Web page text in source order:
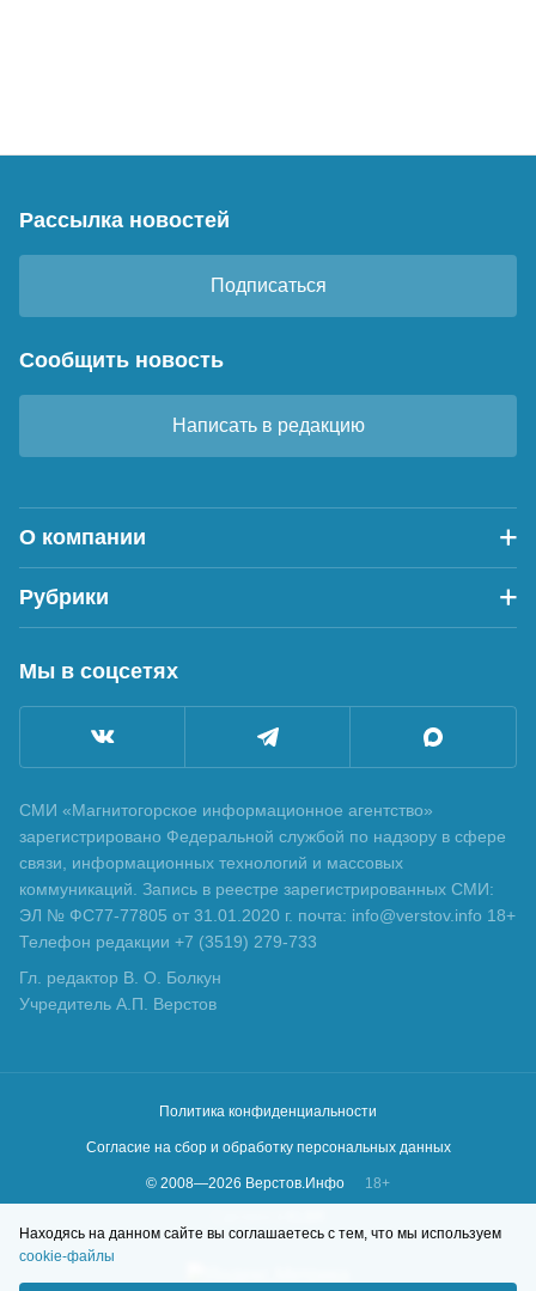
Рассылка новостей
Подписаться
Сообщить новость
Написать в редакцию
О компании
Рубрики
Мы в соцсетях
СМИ «Магнитогорское информационное агентство»
зарегистрировано Федеральной службой по надзору в сфере
связи, информационных технологий и массовых
коммуникаций. Запись в реестре зарегистрированных СМИ:
ЭЛ № ФС77-77805 от 31.01.2020 г. почта: info@verstov.info 18+
Телефон редакции +7 (3519) 279-733
Гл. редактор В. О. Болкун
Учредитель А.П. Верстов
Политика конфиденциальности
Согласие на сбор и обработку персональных данных
© 2008—2026 Верстов.Инфо
18+
Находясь на данном сайте вы соглашаетесь с тем, что мы используем
cookie-файлы